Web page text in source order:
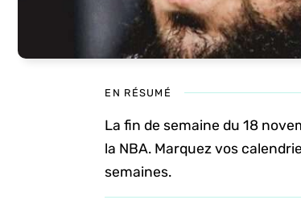
EN RÉSUMÉ
La fin de semaine du 18
la NBA. Marquez vos
semaines.